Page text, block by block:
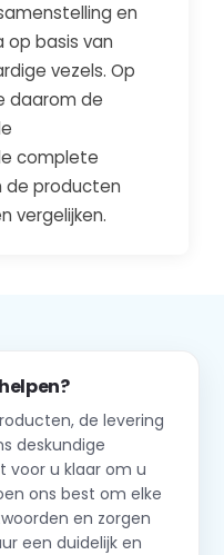
en
op basis van
vezels. Op
daarom de
complete
de producten
vergelijken.
de levering
deskundige
voor u klaar om u
ons best om elke
en zorgen
een duidelijk en